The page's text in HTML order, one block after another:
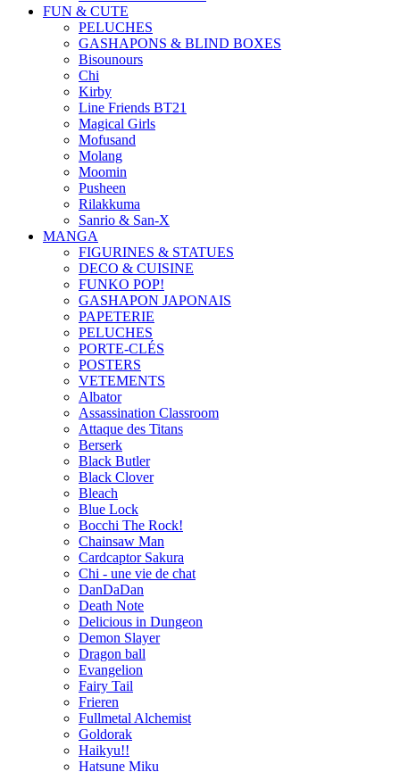
FUN & CUTE
PELUCHES
GASHAPONS & BLIND BOXES
Bisounours
Chi
Kirby
Line Friends BT21
Magical Girls
Mofusand
Molang
Moomin
Pusheen
Rilakkuma
Sanrio & San-X
MANGA
FIGURINES & STATUES
DECO & CUISINE
FUNKO POP!
GASHAPON JAPONAIS
PAPETERIE
PELUCHES
PORTE-CLÉS
POSTERS
VETEMENTS
Albator
Assassination Classroom
Attaque des Titans
Berserk
Black Butler
Black Clover
Bleach
Blue Lock
Bocchi The Rock!
Chainsaw Man
Cardcaptor Sakura
Chi - une vie de chat
DanDaDan
Death Note
Delicious in Dungeon
Demon Slayer
Dragon ball
Evangelion
Fairy Tail
Frieren
Fullmetal Alchemist
Goldorak
Haikyu!!
Hatsune Miku